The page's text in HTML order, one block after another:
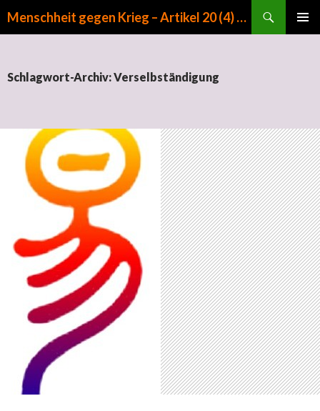
Menschheit gegen Krieg – Artikel 20 (4) GG
Schlagwort-Archiv: Verselbständigung